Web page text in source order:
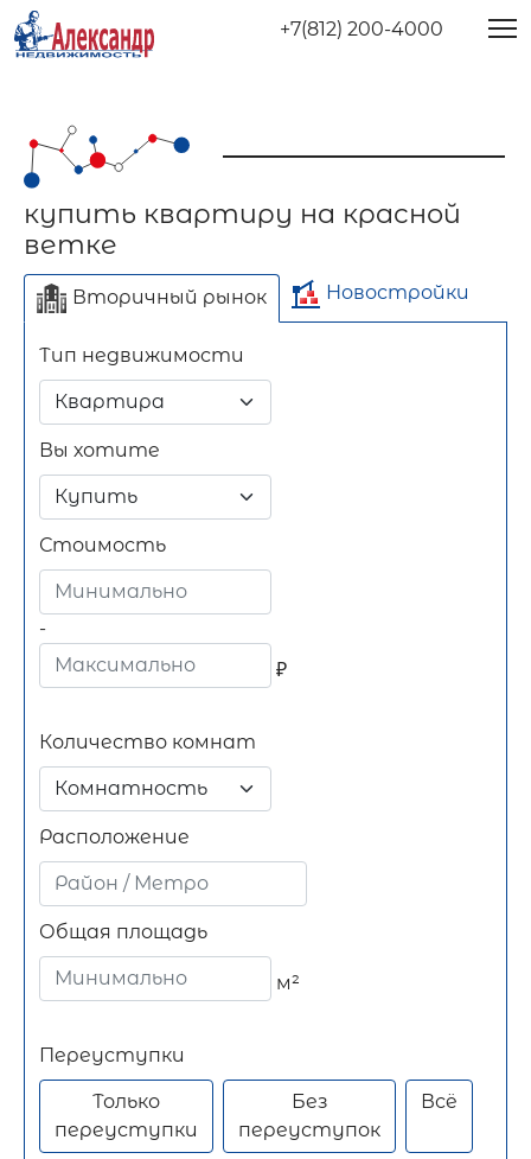
+7(812) 200-4000
купить квартиру на красной
ветке
Вторичный рынок Новостройки
Тип недвижимости
Вы хотите
Стоимость
-
₽
Длительный срок
Количество комнат
Комнатность
Расположение
Общая площадь
м²
Отдельно стоящее
здание
Переуступки
Только
переуступки
Без
переуступок
Всё